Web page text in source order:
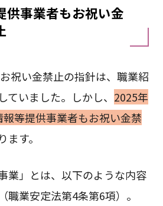
供事業者もお祝い金
祝い金禁止の指針は、職業紹
いました。しかし、 2025年
等提供事業者もお祝い金禁
ます。
業」とは、以下のような内容
職業安定法第4条第6項）。